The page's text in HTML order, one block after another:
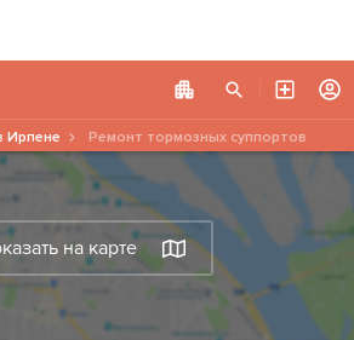
на карте
Ирпене Ремонт тормозных суппортов